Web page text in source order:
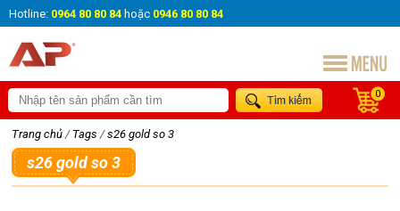
Hotline: 0964 80 80 84 hoặc 0946 80 80 84
0
Trang chủ / Tags / s26 gold so 3
s26 gold so 3